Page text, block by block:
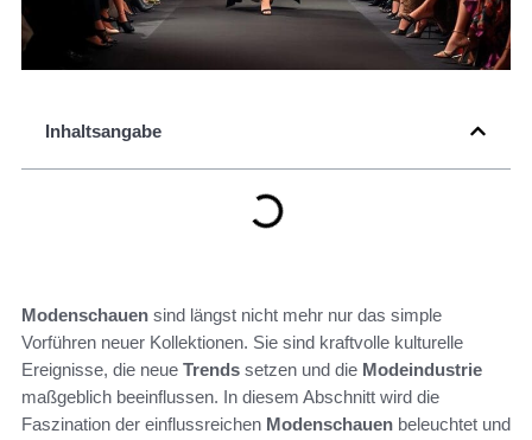
Inhaltsangabe
Modenschauen sind längst nicht mehr nur das simple
Vorführen neuer Kollektionen. Sie sind kraftvolle kulturelle
Ereignisse, die neue Trends setzen und die Modeindustrie
maßgeblich beeinflussen. In diesem Abschnitt wird die
Faszination der einflussreichen Modenschauen beleuchtet und